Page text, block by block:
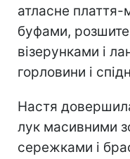
атласне плаття-
буфами,
візерунками і
горловини і
Настя
лук масивними
сережками і